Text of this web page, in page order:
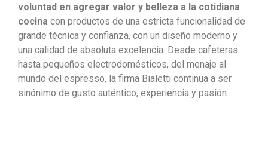
voluntad en agregar valor y belleza a la cotidiana
cocina con productos de una estricta funcionalidad de
grande técnica y confianza, con un diseño moderno y
una calidad de absoluta excelencia. Desde cafeteras
hasta pequeños electrodomésticos, del menaje al
mundo del espresso, la firma Bialetti continua a ser
sinónimo de gusto auténtico, experiencia y pasión.